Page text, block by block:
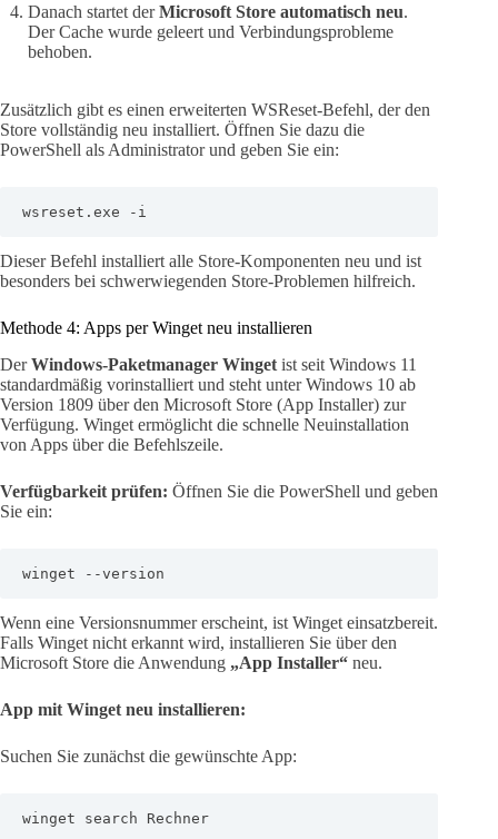
Danach startet derMicrosoft Store automatisch neu.
Der Cache wurde geleert und Verbindungsprobleme
behoben.
Zusätzlich gibt es einen erweiterten WSReset-Befehl, der den
Store vollständig neu installiert. Öffnen Sie dazu die
PowerShell als Administrator und geben Sie ein:
wsreset.exe -i
Dieser Befehl installiert alle Store-Komponenten neu und ist
besonders bei schwerwiegenden Store-Problemen hilfreich.
Methode 4: Apps per Winget neu installieren
DerWindows-Paketmanager Winget ist seit Windows 11
standardmäßig vorinstalliert und steht unter Windows 10 ab
Version 1809 über den Microsoft Store (App Installer) zur
Verfügung. Winget ermöglicht die schnelle Neuinstallation
von Apps über die Befehlszeile.
Verfügbarkeit prüfen: Öffnen Sie die PowerShell und geben
Sie ein:
winget --version
Wenn eine Versionsnummer erscheint, ist Winget einsatzbereit.
Falls Winget nicht erkannt wird, installieren Sie über den
Microsoft Store die Anwendung „App Installer“ neu.
App mit Winget neu installieren:
Suchen Sie zunächst die gewünschte App:
winget search Rechner